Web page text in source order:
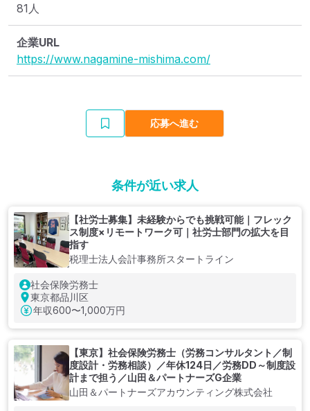
81人
企業URL
https://www.nagamine-mishima.com/
応募へ進む
条件が近い求人
【社労士募集】未経験からでも挑戦可能｜フレック
ス制度×リモートワーク可｜社労士部門の拡大を目
指す
税理士法人会計事務所スタートライン
社会保険労務士
東京都品川区
年収600〜1,000万円
【東京】社会保険労務士（労務コンサルタント／制
度設計・労務相談）／年休124日／労務DD～制度設
計まで担う／山田＆パートナーズG企業
山田＆パートナーズアカウンティング株式会社